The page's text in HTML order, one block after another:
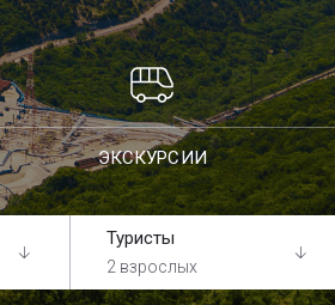
ЭКСКУРСИИ
Туристы
2 взрослых